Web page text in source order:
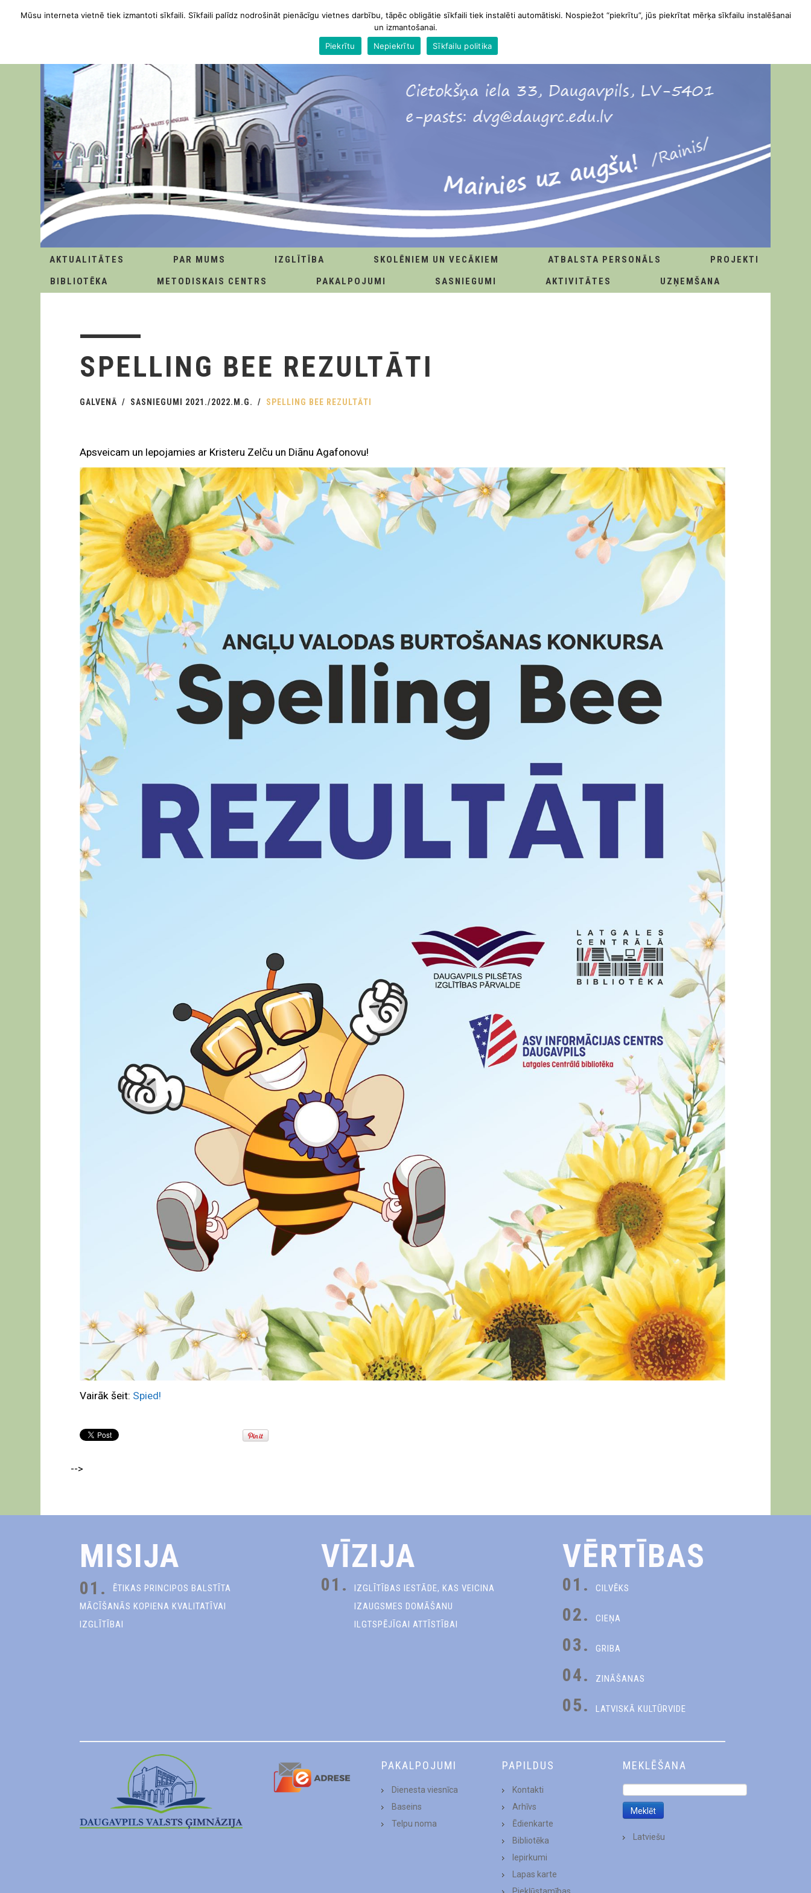
AKTUALITĀTES PAR MUMS IZGLĪTĪBA SKOLĒNIEM UN VECĀKIEM ATBALSTA PERSONĀLS
PROJEKTI
BIBLIOTĒKA
METODISKAIS CENTRS PAKALPOJUMI SASNIEGUMI AKTIVITĀTES UZŅEMŠANA
SPELLING BEE REZULTĀTI
GALVENĀ SASNIEGUMI 2021./2022.M.G. SPELLING BEE REZULTĀTI
Apsveicam un lepojamies ar Kristeru Zelču un Diānu Agafonovu!
Vairāk šeit: Spied!
-->
MISIJA
01.
ĒTIKAS PRINCIPOS BALSTĪTA
MĀCĪŠANĀS KOPIENA KVALITATĪVAI
IZGLĪTĪBAI
VĪZIJA
01.
IZGLĪTĪBAS IESTĀDE, KAS VEICINA
IZAUGSMES DOMĀŠANU
ILGTSPĒJĪGAI ATTĪSTĪBAI
VĒRTĪBAS
01. CILVĒKS
02. CIEŅA
03. GRIBA
04. ZINĀŠANAS
05. LATVISKĀ KULTŪRVIDE
PAKALPOJUMI
Dienesta viesnīca
Baseins
Telpu noma
PAPILDUS
Kontakti
Arhīvs
Ēdienkarte
Bibliotēka
Iepirkumi
Lapas karte
Piekļūstamības
MEKLĒŠANA
Latviešu
Mūsu interneta vietnē tiek izmantoti sīkfaili. Sīkfaili palīdz nodrošināt pienācīgu vietnes darbību, tāpēc obligātie sīkfaili tiek instalēti automātiski. Nospiežot “piekrītu”, jūs piekrītat mērķa sīkfailu instalēšanai
un izmantošanai.
Piekrītu
Nepiekrītu Sīkfailu politika